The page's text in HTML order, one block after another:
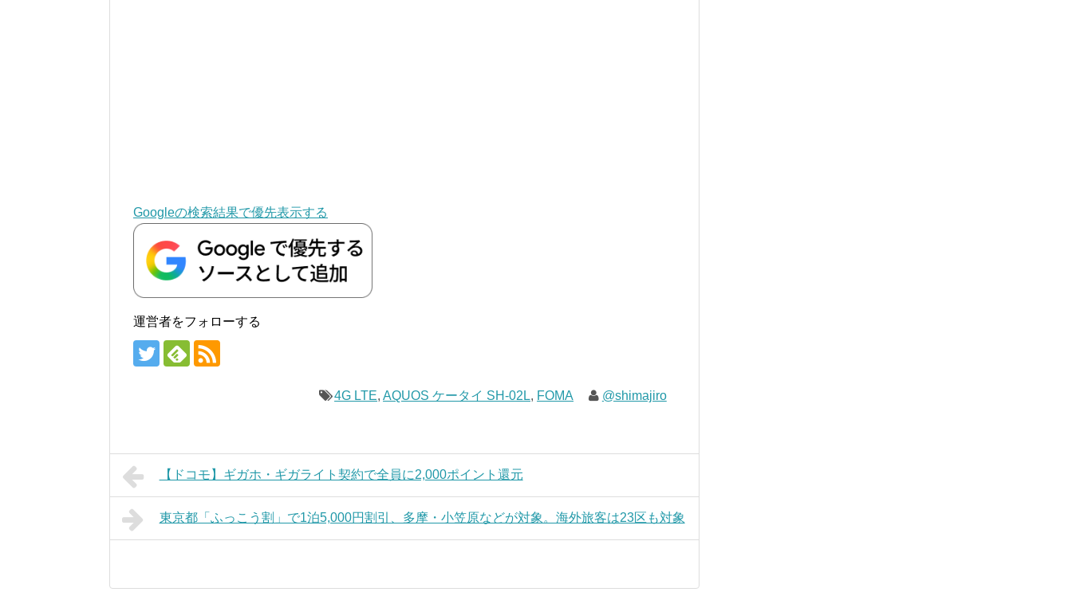
Googleの検索結果で優先表示する
運営者をフォローする
4G LTE,AQUOS ケータイ SH-02L, FOMA @shimajiro
【ドコモ】ギガホ・ギガライト契約で全員に2,000ポイント還元
東京都「ふっこう割」で1泊5,000円割引、多摩・小笠原などが対象。海外旅客は23区も対象